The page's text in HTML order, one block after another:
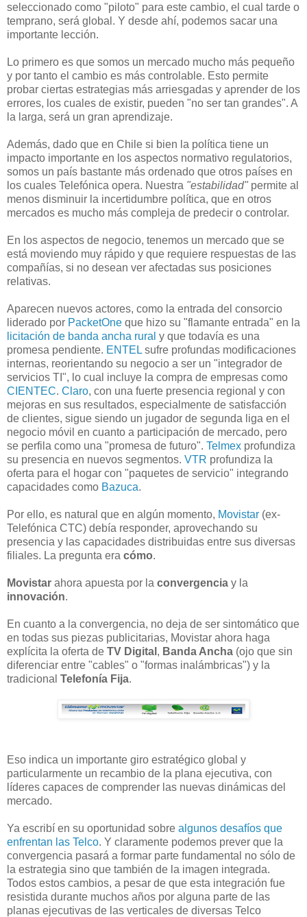
seleccionado como "piloto" para este cambio, el cual tarde o
temprano, será global. Y desde ahí, podemos sacar una
importante lección.
Lo primero es que somos un mercado mucho más pequeño
y por tanto el cambio es más controlable. Esto permite
probar ciertas estrategias más arriesgadas y aprender de los
errores, los cuales de existir, pueden "no ser tan grandes". A
la larga, será un gran aprendizaje.
Además, dado que en Chile si bien la política tiene un
impacto importante en los aspectos normativo regulatorios,
somos un país bastante más ordenado que otros países en
los cuales Telefónica opera. Nuestra "estabilidad" permite al
menos disminuir la incertidumbre política, que en otros
mercados es mucho más compleja de predecir o controlar.
En los aspectos de negocio, tenemos un mercado que se
está moviendo muy rápido y que requiere respuestas de las
compañías, si no desean ver afectadas sus posiciones
relativas.
Aparecen nuevos actores, como la entrada del consorcio
liderado por PacketOne que hizo su "flamante entrada" en la
licitación de banda ancha rural y que todavía es una
promesa pendiente. ENTEL sufre profundas modificaciones
internas, reorientando su negocio a ser un "integrador de
servicios TI", lo cual incluye la compra de empresas como
CIENTEC. Claro, con una fuerte presencia regional y con
mejoras en sus resultados, especialmente de satisfacción
de clientes, sigue siendo un jugador de segunda liga en el
negocio móvil en cuanto a participación de mercado, pero
se perfila como una "promesa de futuro". Telmex profundiza
su presencia en nuevos segmentos. VTR profundiza la
oferta para el hogar con "paquetes de servicio" integrando
capacidades como Bazuca.
Por ello, es natural que en algún momento, Movistar (ex-
Telefónica CTC) debía responder, aprovechando su
presencia y las capacidades distribuidas entre sus diversas
filiales. La pregunta era cómo.
Movistar ahora apuesta por la convergencia y la
innovación.
En cuanto a la convergencia, no deja de ser sintomático que
en todas sus piezas publicitarias, Movistar ahora haga
explícita la oferta de TV Digital , Banda Ancha (ojo que sin
diferenciar entre "cables" o "formas inalámbricas") y la
tradicional Telefonía Fija.
Eso indica un importante giro estratégico global y
particularmente un recambio de la plana ejecutiva, con
líderes capaces de comprender las nuevas dinámicas del
mercado.
Ya escribí en su oportunidad sobre algunos desafíos que
enfrentan las Telco. Y claramente podemos prever que la
convergencia pasará a formar parte fundamental no sólo de
la estrategia sino que también de la imagen integrada.
Todos estos cambios, a pesar de que esta integración fue
resistida durante muchos años por alguna parte de las
planas ejecutivas de las verticales de diversas Telco